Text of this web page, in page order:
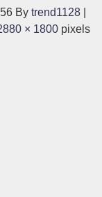
By trend1128
× 1800 pixels